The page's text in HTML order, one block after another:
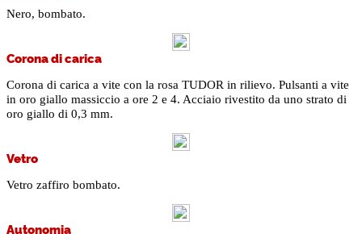
Nero, bombato.
Corona di carica
Corona di carica a vite con la rosa TUDOR in rilievo. Pulsanti a vite
in oro giallo massiccio a ore 2 e 4. Acciaio rivestito da uno strato di
oro giallo di 0,3 mm.
Vetro
Vetro zaffiro bombato.
Autonomia